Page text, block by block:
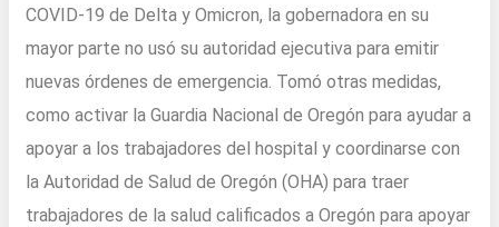
COVID-19 de Delta y Omicron, la gobernadora en su
mayor parte no usó su autoridad ejecutiva para emitir
nuevas órdenes de emergencia. Tomó otras medidas,
como activar la Guardia Nacional de Oregón para ayudar a
apoyar a los trabajadores del hospital y coordinarse con
la Autoridad de Salud de Oregón (OHA) para traer
trabajadores de la salud calificados a Oregón para apoyar